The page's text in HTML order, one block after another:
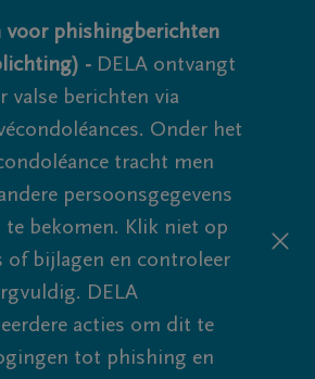
voor phishingberichten
- DELA ontvangt
valse berichten via
Onder het
tracht men
persoonsgegevens
te bekomen. Klik niet op
of bijlagen en controleer
DELA
acties om dit te
tot phishing en